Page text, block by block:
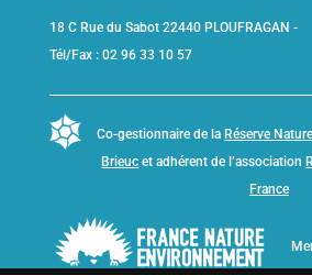
18 C Rue du Sabot 22440 PLOUFRAGAN -
Tél/Fax : 02 96 33 10 57
Co-gestionnaire de la Réserve
Brieuc et adhérent de l’association
France